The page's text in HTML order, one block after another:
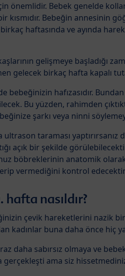
önemlidir. Bebek genelde
kısmıdır. Bebeğin annesinin
haftasında ve ayında
gelişmeye başladığı
gelecek birkaç hafta kapalı
bebeğinizin hafızasıdır.
Bu yüzden, rahimden
şarkı veya ninni
ultrason taraması
açık bir şekilde
böbreklerinin anatomik olarak
vermediğini kontrol
nasıldır?
çevik hareketlerini nazik
kadınlar buna daha önce hiç
daha sabırsız olmaya ve
gerçekleşti ama siz